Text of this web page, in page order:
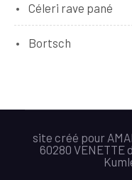
Céleri rave pané
Bortsch
site créé pour
60280 VENETTE